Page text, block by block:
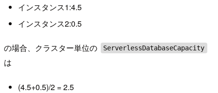
インスタンス1:4.5
インスタンス2:0.5
の場合、クラスター単位の ServerlessDatabaseCapacity
は
(4.5+0.5)/2 = 2.5